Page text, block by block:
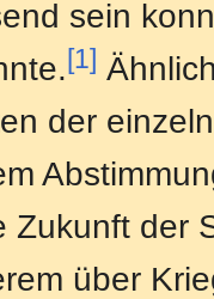
sein
[1]
der
Zukunft der
über